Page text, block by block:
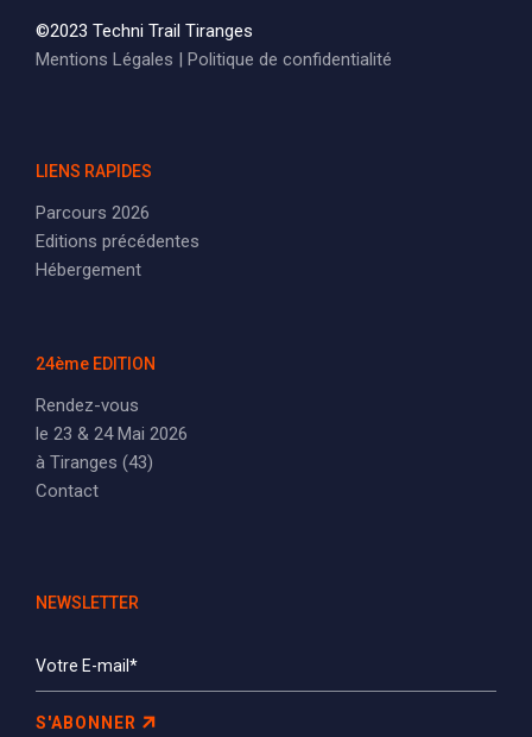
©2023 Techni Trail Tiranges
Mentions Légales | Politique de confidentialité
LIENS RAPIDES
Parcours 2026
Editions précédentes
Hébergement
24ème EDITION
Rendez-vous
le 23 & 24 Mai 2026
à Tiranges (43)
Contact
NEWSLETTER
S'ABONNER